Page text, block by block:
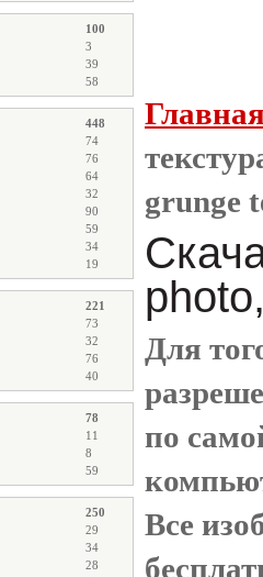
100
3
39
58
448
74
76
64
32
90
59
34
19
221
73
32
76
40
78
11
8
59
250
29
34
28
grunge
Для
по
Все